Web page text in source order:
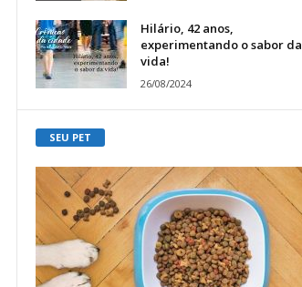
Hilário, 42 anos,
experimentando o sabor da
vida!
26/08/2024
SEU PET